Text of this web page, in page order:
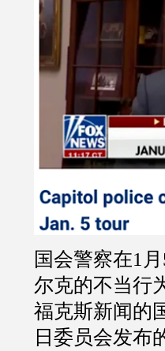
国会警察在1
尔克的不当行
福克斯新闻的
日委员会发布